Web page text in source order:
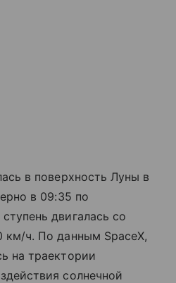
в поверхность Луны в
в 09:35 по
двигалась со
км/ч. По данным SpaceX,
на траектории
солнечной